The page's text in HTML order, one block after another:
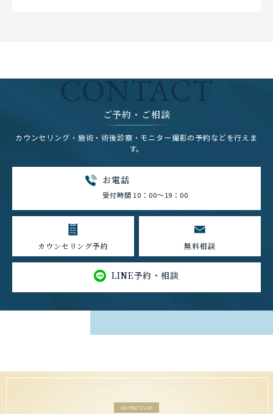
CONTACT
ご予約・ご相談
カウンセリング・施術・術後診察・モニター撮影の予約などを行えま
す。
お電話
受付時間 10：00～19：00
カウンセリング予約 無料相談
LINE予約・相談
MONITOR